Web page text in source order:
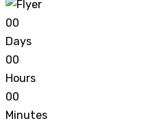
00
Days
00
Hours
00
Minutes